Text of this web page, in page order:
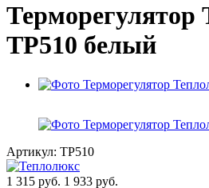
Терморегулятор
TP510 белый
Артикул: ТР510
1 315 руб. 1 933 руб.